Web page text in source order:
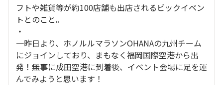
フトや雑貨等が約100店舗も出店されるビックイベン
トとのこと。
・
一昨日より、ホノルルマラソンOHANAの九州チーム
にジョインしており、まもなく福岡国際空港から出
発！無事に成田空港に到着後、イベント会場に足を運
んでみようと思います！